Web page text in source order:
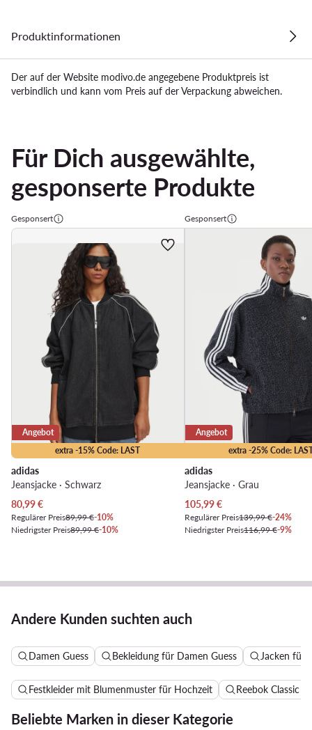
Produktinformationen
Der auf der Website modivo.de angegebene Produktpreis ist
verbindlich und kann vom Preis auf der Verpackung abweichen.
Für Dich ausgewählte,
gesponserte Produkte
Gesponsert
extra -15% Code: LAST
Angebot
adidas
Jeansjacke · Schwarz
Aktueller Preis
80,99€
Regulärer Preis89,99 €-10%
Niedrigster Preis89,99 €-10%
Gesponsert
extra -25% Code:
Angebot
adidas
Jeansjacke · Grau
Aktueller Preis
105,99€
Regulärer Preis139,99 €-24%
Niedrigster Preis116,99 €-9%
Andere Kunden suchten auch
Damen Guess Bekleidung für Damen Guess Jacken für
Festkleider mit Blumenmuster für Hochzeit Reebok Classic
Beliebte Marken in dieser Kategorie